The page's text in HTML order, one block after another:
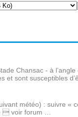
Chansac - à
et sont susceptibles
météo) : suivre
 voir forum …